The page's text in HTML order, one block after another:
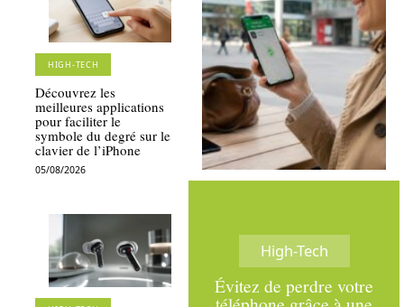
HIGH-TECH
Découvrez les
meilleures applications
pour faciliter le
symbole du degré sur le
clavier de l’iPhone
05/08/2026
High-Tech
Évitez de perdre votre